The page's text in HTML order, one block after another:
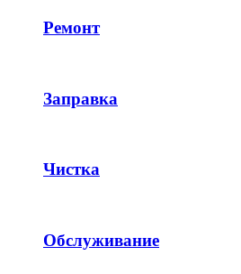
Ремонт
Заправка
Чистка
Обслуживание